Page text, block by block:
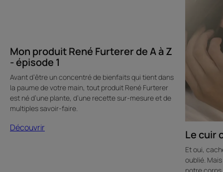
1
Mon produit René Furterer de A à Z
- épisode 1
Avant d’être un concentré de bienfaits qui tient dans
la paume de votre main, tout produit René Furterer
est né d’une plante, d’une recette sur-mesure et de
multiples savoir-faire.
Découvrir
Le cuir
Et oui,
oublié.
notre corps.